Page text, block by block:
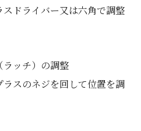
ドライバー又は六角で調整
ラッチ）の調整
スのネジを回して位置を調